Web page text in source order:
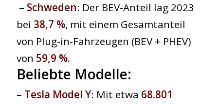
– Schweden: Der BEV-Anteil lag 2023
bei 38,7 %, mit einem Gesamtanteil
von Plug-in-Fahrzeugen (BEV + PHEV)
von 59,9 %.
Beliebte Modelle:
– Tesla Model Y: Mit etwa 68.801